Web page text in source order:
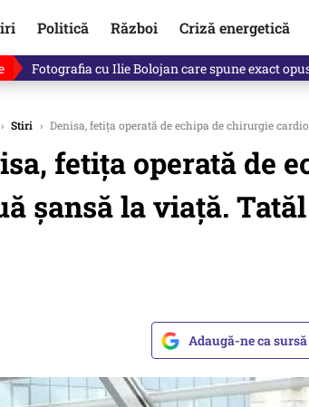
Politică Război Criză energetică
Lucruri neștiute despre Mihai Vîrdol,
› Stiri › Denisa, fetița operată de echipa de chirurgie
fetița operată de
șansă la viață.
Adaugă-ne ca